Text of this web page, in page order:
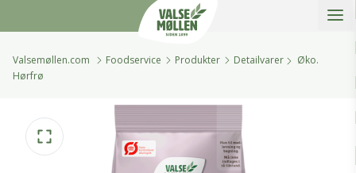
Valsemøllen.com Foodservice Produkter Detailvarer
Øko.
Hørfrø